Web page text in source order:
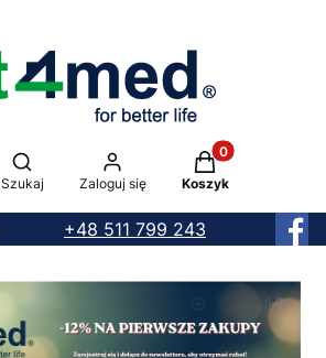
Otwórz wyszukiwarkę
Szukaj Zaloguj się
Produkty w
Koszyk
+48 511 799 243